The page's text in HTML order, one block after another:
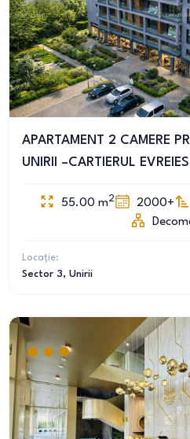
APARTAMENT 2 CAMERE
UNIRII –CARTIERUL
55.00 m2 2000+
Locație:
Sector 3, Unirii